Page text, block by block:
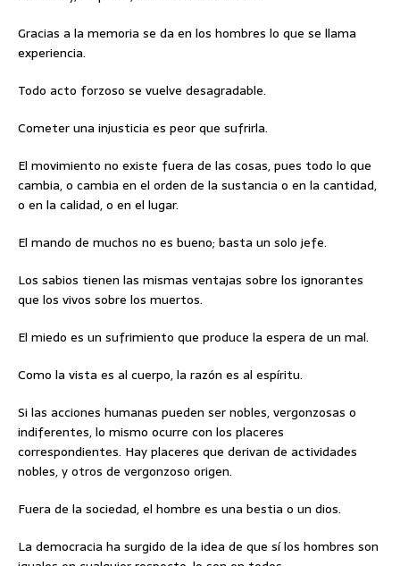
Gracias a la memoria se da en los hombres lo que se llama
experiencia.
Todo acto forzoso se vuelve desagradable.
Cometer una injusticia es peor que sufrirla.
El movimiento no existe fuera de las cosas, pues todo lo que
cambia, o cambia en el orden de la sustancia o en la cantidad,
o en la calidad, o en el lugar.
El mando de muchos no es bueno; basta un solo jefe.
Los sabios tienen las mismas ventajas sobre los ignorantes
que los vivos sobre los muertos.
El miedo es un sufrimiento que produce la espera de un mal.
Como la vista es al cuerpo, la razón es al espíritu.
Si las acciones humanas pueden ser nobles, vergonzosas o
indiferentes, lo mismo ocurre con los placeres
correspondientes. Hay placeres que derivan de actividades
nobles, y otros de vergonzoso origen.
Fuera de la sociedad, el hombre es una bestia o un dios.
La democracia ha surgido de la idea de que sí los hombres son